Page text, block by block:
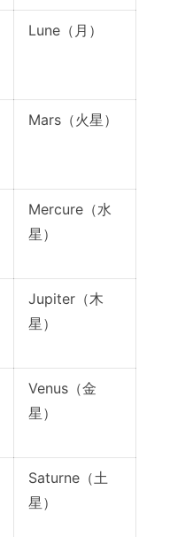
Lune（月）
Mars（火星）
Mercure（水
星）
Jupiter（木
星）
Venus（金
星）
Saturne（土
星）